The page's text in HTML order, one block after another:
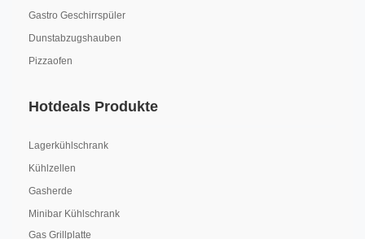
Gastro Geschirrspüler
Dunstabzugshauben
Pizzaofen
Hotdeals Produkte
Lagerkühlschrank
Kühlzellen
Gasherde
Minibar Kühlschrank
Gas Grillplatte